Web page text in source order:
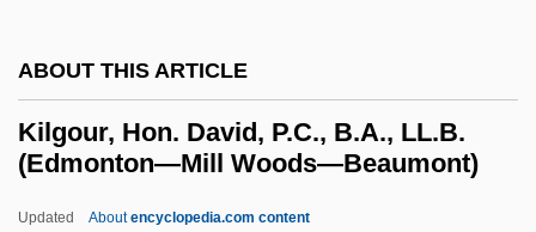
ABOUT THIS ARTICLE
Kilgour, Hon. David, P.C., B.A., LL.B.
(Edmonton—Mill Woods—Beaumont)
Updated Aboutencyclopedia.com content
Kildare Place Society
Kild.
Kilby, Jack St. Clair
Kilby, Jack S.